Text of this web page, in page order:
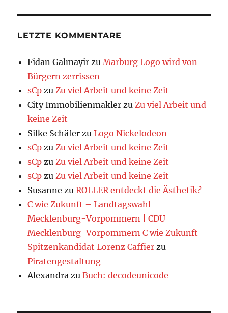
LETZTE KOMMENTARE
Fidan Galmayir zuMarburg Logo wird von
Bürgern zerrissen
sCp zuZu viel Arbeit und keine Zeit
City Immobilienmakler zuZu viel Arbeit und
keine Zeit
Silke Schäfer zuLogo Nickelodeon
sCp zuZu viel Arbeit und keine Zeit
sCp zuZu viel Arbeit und keine Zeit
sCp zuZu viel Arbeit und keine Zeit
Susanne zuROLLER entdeckt die Ästhetik?
C wie Zukunft – Landtagswahl
Mecklenburg-Vorpommern | CDU
Mecklenburg-Vorpommern C wie Zukunft -
Spitzenkandidat Lorenz Caffier zu
Piratengestaltung
Alexandra zuBuch: decodeunicode